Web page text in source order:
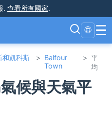
. 查看所有國家.
🌐 ☰
和凱科斯
> Balfour
Town
> 平
均
候與天氣平